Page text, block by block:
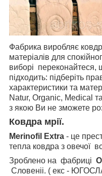
Фабрика виробляє
матеріалів для
виборі переконайтеся,
підходить: підберіть
характеристики та
Natur, Organic, Medical
з якою Ви не зможете
Ковдра мрії.
Merinofil Extra - це
тепла ковдра з овечої
Зроблено на фабриці
Словеніі. ( екс -